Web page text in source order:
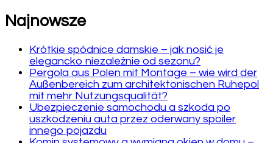
Najnowsze
Krótkie spódnice damskie – jak nosić je
elegancko niezależnie od sezonu?
Pergola aus Polen mit Montage – wie wird der
Außenbereich zum architektonischen Ruhepol
mit mehr Nutzungsqualität?
Ubezpieczenie samochodu a szkoda po
uszkodzeniu auta przez oderwany spoiler
innego pojazdu